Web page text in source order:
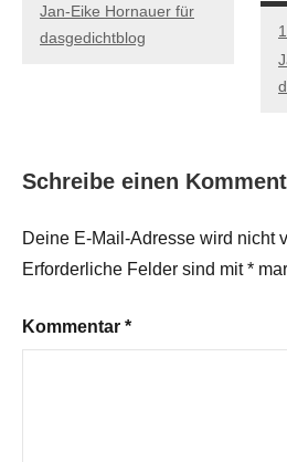
Jan-Eike Hornauer für
dasgedichtblog
Schreibe einen
Deine E-Mail-Adresse wird nicht
Erforderliche Felder sind mit*
Kommentar *